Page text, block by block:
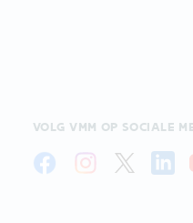
VOLG VMM OP SOCIALE